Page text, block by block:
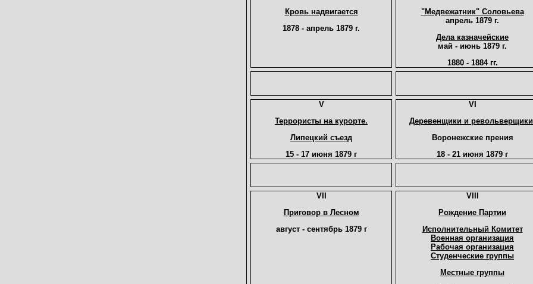
Кровь надвигается
1878 - апрель 1879 г.
"Медвежатник" Соловьева
апрель 1879 г.
Дела казначейские
май - июнь 1879 г.
1880 - 1884 гг.
V
Террористы на курорте.
Липецкий съезд
15 - 17 июня 1879 г
VI
Деревенщики и
Воронежские прения
18 - 21 июня 1879 г
VII
Приговор в Лесном
август - сентябрь 1879 г
VIII
Рождение Партии
Исполнительный Комитет
Военная организация
Рабочая организация
Студенческие группы
Местные группы